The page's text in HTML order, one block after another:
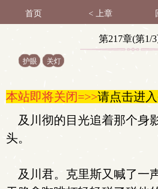
首页 < 上章
第217章(第1/
护眼 关灯
本站即将关闭=>>请点击进
及川彻的目光追着那个身
头。
及川君。克里斯又喊了一